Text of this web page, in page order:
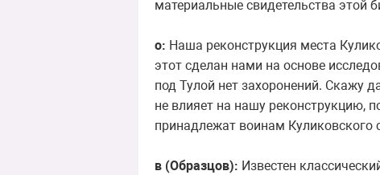
материальные свидетельства этой
о: Наша реконструкция места
этот сделан нами на основе
под Тулой нет захоронений. Скажу
не влияет на нашу реконструкцию,
принадлежат воинам Куликовского
в (Образцов): Известен